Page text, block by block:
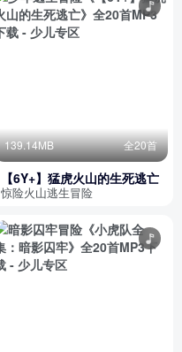
139.14MB 全20首
【6Y+】猛虎火山的生死逃亡
惊险火山逃生冒险